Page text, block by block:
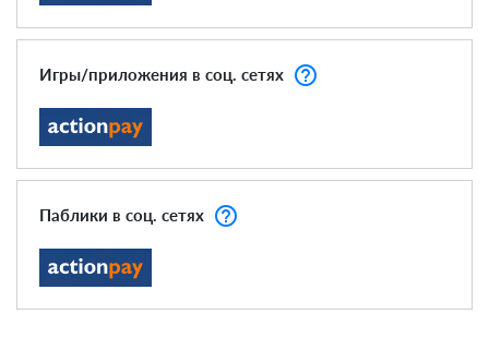
Игры/приложения в соц. сетях help_outline
Паблики в соц. сетях help_outline